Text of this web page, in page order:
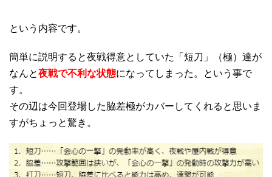
という内容です。
簡単に説明すると夜戦得意としていた「短刀」（極）達が
なんと夜戦で不利な状態になってしまった。という事で
す。
その辺は今回登場した脇差極がカバーしてくれると思いま
すがちょっと驚き。